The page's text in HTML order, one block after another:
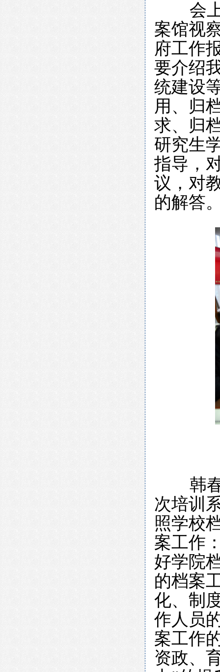
会
案馆视
府工作
要介绍
统建设
用、归
求、归
研究生
指导，
议，对
的解答
韩
次培训
照学校
案工作
好学院
的档案
化、制
作人员
案工作
资政、